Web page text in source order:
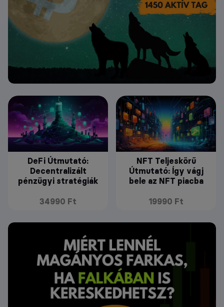
DeFi Útmutató:
Decentralizált
pénzügyi stratégiák
34990 Ft
NFT Teljeskörű
Útmutató: Így vágj
bele az NFT piacba
19990 Ft